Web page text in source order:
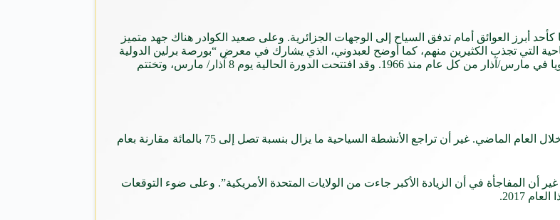
أبرز العوائق أمام تدفق السياح إلى الوجهات الجزائرية. وعلى صعيد الكوادر هناك جهد متميز
التي تجذب الكثيرين منهم، كما أوضح لعبدوني، الذي يشارك في معرض “بورصة برلين الدولية
للسياحة”، الذي يعد أعرق معرض لصناع السياحة في العالم، حيث يجري تنظيمه سنويا في مارس/آذار من كل عام منذ 1966. وقد افتتحت الدورة الحالية يوم 8 آذار/ مارس، وتختتم
أما في تونس ومصر فهناك تحسّن تدريجي طفيف في الحجوزات السياحية الخارجية خلال العام الماضي. غير أن تراجع الأنشطة السياحية ما يزال بنسبة تصل إلى 75 بالمائة مقارنة بعام
أن المفاجأة في أن الزيادة الأكبر جاءت من الولايات المتحدة الأمريكية”. وعلى ضوء التوقعات
2017.